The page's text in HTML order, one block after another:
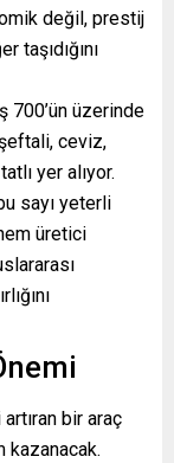
değil, prestij
taşıdığını
700’ün üzerinde
ceviz,
yer alıyor.
sayı yeterli
üretici
bir araç
kazanacak.